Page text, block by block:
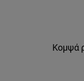
Κομψά